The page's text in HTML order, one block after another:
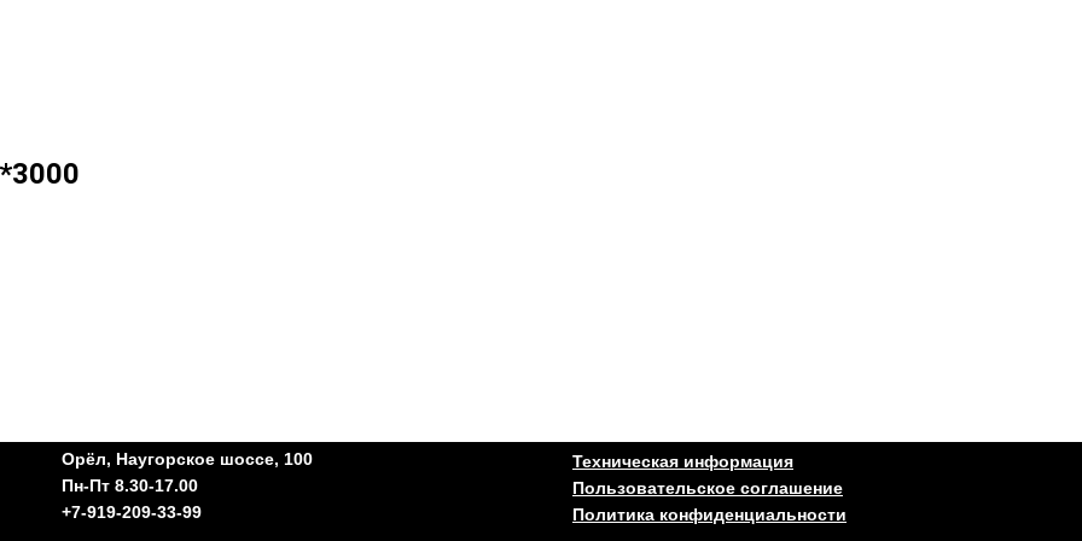
Политика конфиденциальности
Пользовательское соглашение
Орёл, Наугорское шоссе, 100
Пн-Пт 8.30-17.00
+7-919-209-33-99
Техническая информация